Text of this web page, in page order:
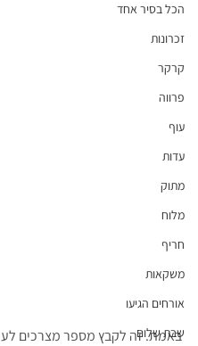
הכל בסיר אחד
זכרונות
קרקר
פרווה
עוף
עדות
מתוק
מלוח
חריף
משקאות
אורחים הגיעו
שבת שלום
באמת. זה לקבץ מספר מצרכים